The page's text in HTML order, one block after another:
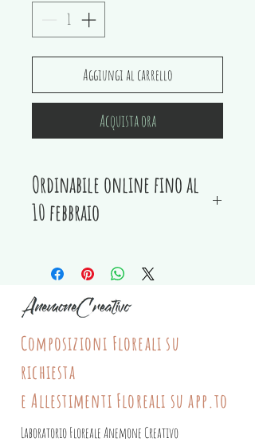
Aggiungi al carrello
Acquista ora
Ordinabile online fino al
10 febbraio
fiori secchibe stabilizzati.
Arredo floreale per interni.
Resistente nel tempo.
Consiglio di spolverare 1 volta al.mese con
Struttura in ferro
- diametro cm 30 circa
Tempi di realizzazione: 10 giorni
Composizioni Floreali su
richiesta
e Allestimenti Floreali su app.to
Laboratorio Floreale Anemone Creativo